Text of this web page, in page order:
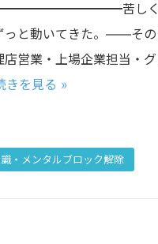
苦しくて
っと動いてきた。——そ
営業・上場企業担当・
きを見る »
・メンタルブロック解除